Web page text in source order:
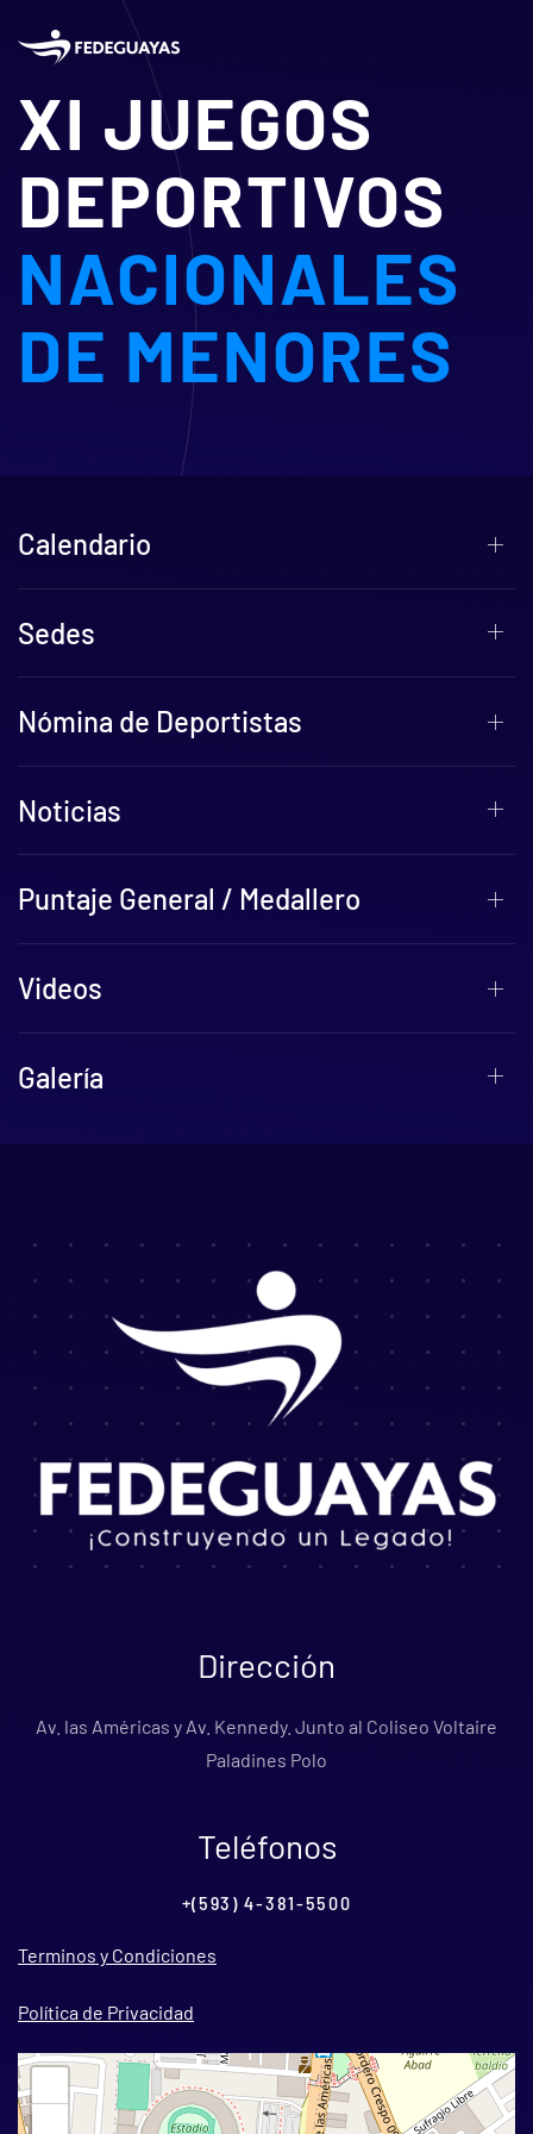
Skip to main content
XI JUEGOS
DEPORTIVOS
NACIONALES
DE MENORES
Calendario
Sedes
Nómina de Deportistas
Noticias
Puntaje General / Medallero
Videos
Galería
Dirección
Av. las Américas y Av. Kennedy. Junto al Coliseo Voltaire
Paladines Polo
Teléfonos
+(593) 4-381-5500
Terminos y Condiciones
Política de Privacidad